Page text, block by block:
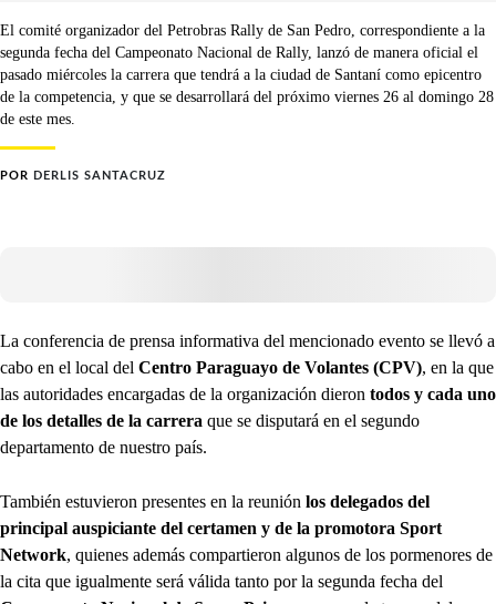
El comité organizador del Petrobras Rally de San Pedro, correspondiente a la
segunda fecha del Campeonato Nacional de Rally, lanzó de manera oficial el
pasado miércoles la carrera que tendrá a la ciudad de Santaní como epicentro
de la competencia, y que se desarrollará del próximo viernes 26 al domingo 28
de este mes.
POR DERLIS SANTACRUZ
La conferencia de prensa informativa del mencionado evento se llevó a
cabo en el local del Centro Paraguayo de Volantes (CPV), en la que
las autoridades encargadas de la organización dieron todos y cada uno
de los detalles de la carrera que se disputará en el segundo
departamento de nuestro país.
También estuvieron presentes en la reunión los delegados del
principal auspiciante del certamen y de la promotora Sport
Network, quienes además compartieron algunos de los pormenores de
la cita que igualmente será válida tanto por la segunda fecha del